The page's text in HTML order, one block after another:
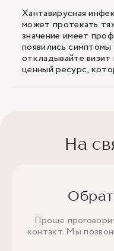
Хантавирусная
может протекать
значение имеет
появились симптомы
откладывайте
ценный ресурс,
На
Проще
контакт. Мы